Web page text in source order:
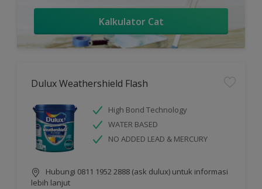
Kalkulator Cat
Dulux Weathershield Flash
High Bond Technology
WATER BASED
NO ADDED LEAD & MERCURY
Hubungi 0811 1952 2888 (ask dulux) untuk informasi
lebih lanjut